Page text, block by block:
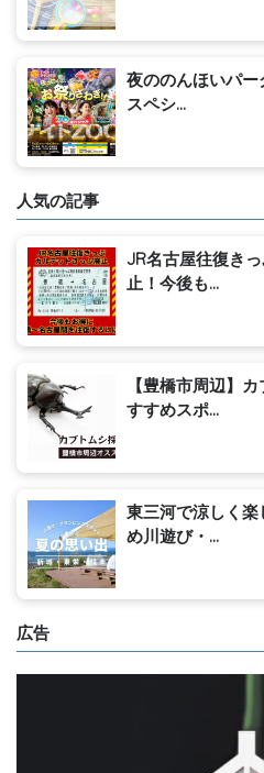
夜ののんほいパ
スペシ...
人気の記事
JR名古屋往復き
止！今後も...
【豊橋市周辺】
すすめスポ...
東三河で涼しく
め川遊び・...
広告